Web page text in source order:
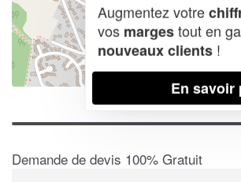
| Map data ©
Demande de devis 100% Gratuit
Augmentez votre
vos margestout en
nouveaux clients !
En savoir